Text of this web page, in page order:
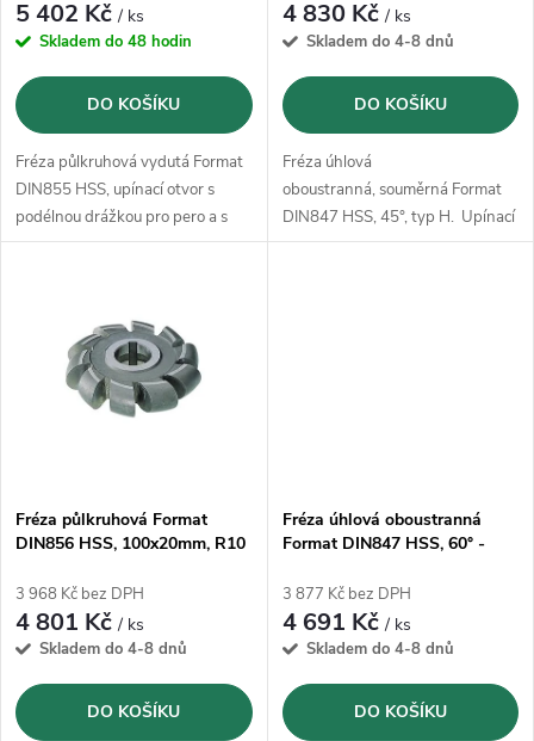
o
d
u
k
r
o
d
u
k
5 402 Kč/ ks
Skladem do 48 hodin
DO KOŠÍKU
Fréza půlkruhová vydutá Format
DIN855 HSS, upínací otvor s
podélnou drážkou pro pero a s
příčnou unášecí drážkou dle DIN
4 830 Kč/ ks
Skladem do 4-8 dnů
DO KOŠÍKU
Fréza úhlová
oboustranná, souměrná Format
DIN847 HSS, 45°, typ H. Upínací
otvor s podélnou drážkou pro
Fréza půlkruhová Format
DIN856 HSS, 100x20mm, R10
3 968 Kč bez DPH
4 801 Kč/ ks
Skladem do 4-8 dnů
DO KOŠÍKU
Fréza úhlová oboustranná
Format DIN847 HSS, 60° -
3 877 Kč bez DPH
4 691 Kč/ ks
Skladem do 4-8 dnů
DO KOŠÍKU